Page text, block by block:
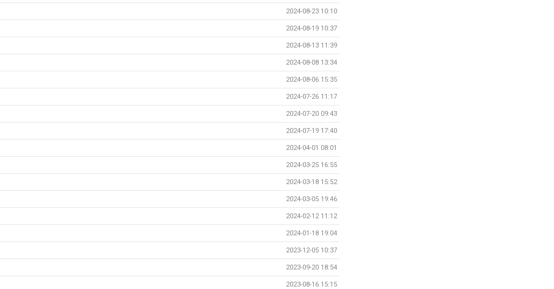
2024-08-23 10:10
2024-08-19 10:37
2024-08-13 11:39
2024-08-08 13:34
2024-08-06 15:35
2024-07-26 11:17
2024-07-20 09:43
2024-07-19 17:40
2024-04-01 08:01
2024-03-25 16:55
2024-03-18 15:52
2024-03-05 19:46
2024-02-12 11:12
2024-01-18 19:04
2023-12-05 10:37
2023-09-20 18:54
2023-08-16 15:15